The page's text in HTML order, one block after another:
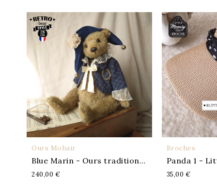
APERÇU
Ours Mohair
Blue Marin - Ours traditionnel
240,00 €
Broches
Panda 1 -
35,00 €